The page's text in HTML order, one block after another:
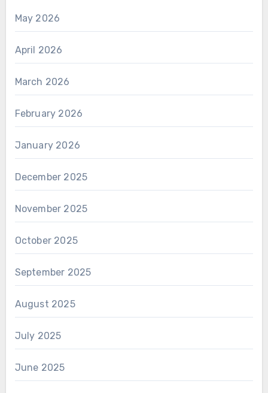
May 2026
April 2026
March 2026
February 2026
January 2026
December 2025
November 2025
October 2025
September 2025
August 2025
July 2025
June 2025